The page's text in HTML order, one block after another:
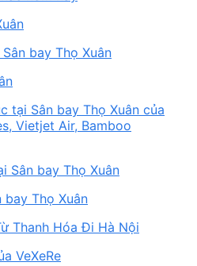
bay Thọ Xuân
tại Sân bay Thọ Xuân của
Vietjet Air, Bamboo
Sân bay Thọ Xuân
bay Thọ Xuân
Thanh Hóa Đi Hà Nội
VeXeRe